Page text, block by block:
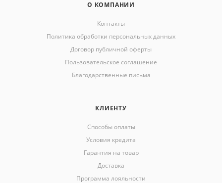
О КОМПАНИИ
Контакты
Политика обработки персональных данных
Договор публичной оферты
Пользовательское соглашение
Благодарственные письма
КЛИЕНТУ
Способы оплаты
Условия кредита
Гарантия на товар
Доставка
Программа лояльности